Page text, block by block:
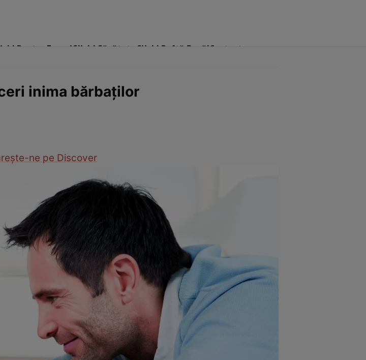
Pentru FemeiClick! Sănătate Click! Poftă Bună!Contact
inima bărbaţilor
ne pe Discover